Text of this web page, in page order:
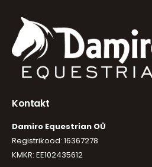
Kontakt
Damiro Equestrian OÜ
Registrikood: 16367278
KMKR: EE102435612